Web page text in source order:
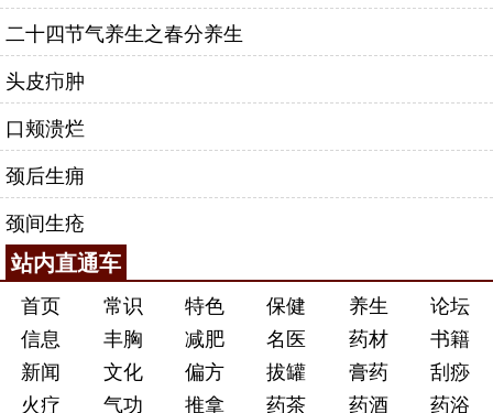
二十四节气养生之春分养生
头皮疖肿
口颊溃烂
颈后生痈
颈间生疮
站内直通车
首页 常识 特色 保健 养生
论坛
信息
丰胸 减肥 名医 药材
书籍
新闻
文化 偏方 拔罐 膏药
刮痧
火疗
气功 推拿 药茶 药酒 药浴